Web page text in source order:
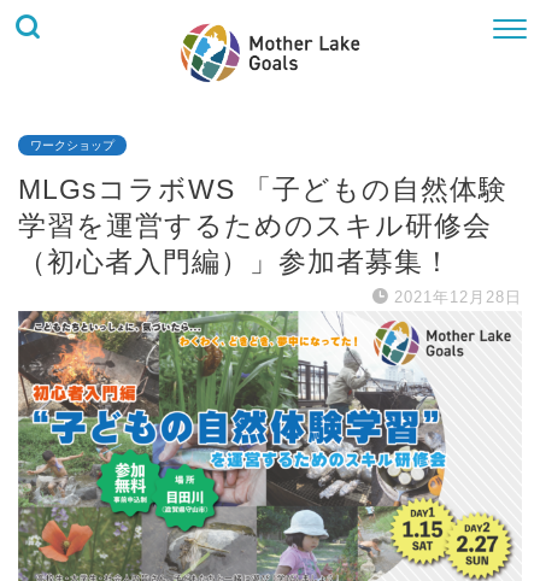
ワークショップ
MLGsコラボWS 「子どもの自然体験
学習を運営するためのスキル研修会
（初心者入門編）」参加者募集！
2021年12月28日